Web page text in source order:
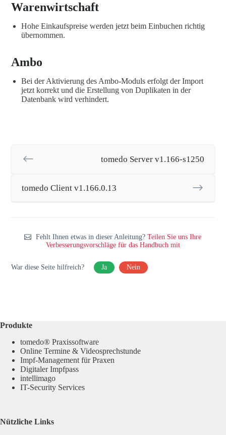
Warenwirtschaft
Hohe Einkaufspreise werden jetzt beim Einbuchen richtig
übernommen.
Ambo
Bei der Aktivierung des Ambo-Moduls erfolgt der Import
jetzt korrekt und die Erstellung von Duplikaten in der
Datenbank wird verhindert.
tomedo Server v1.166-s1250
tomedo Client v1.166.0.13
Fehlt Ihnen etwas in dieser Anleitung?Teilen Sie uns Ihre
Verbesserungsvorschläge für das Handbuch mit
War diese Seite hilfreich? Ja Nein
Produkte
tomedo® Praxissoftware
Online Termine & Videosprechstunde
Impf-Management für Praxen
Digitaler Impfpass
intellimago
IT-Security Services
Nützliche Links